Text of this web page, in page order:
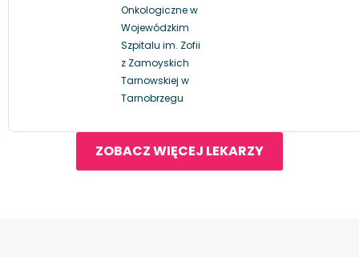
Onkologiczne w
Wojewódzkim
Szpitalu im. Zofii
z Zamoyskich
Tarnowskiej w
Tarnobrzegu
ZOBACZ WIĘCEJ LEKARZY